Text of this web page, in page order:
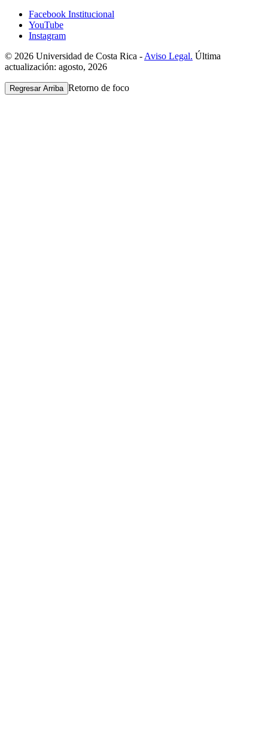
Facebook Institucional
YouTube
Instagram
© 2026 Universidad de Costa Rica - Aviso Legal. Última
actualización: agosto, 2026
Regresar Arriba Retorno de foco